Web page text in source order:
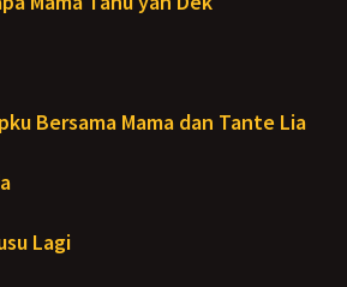
Bersama Mama dan Tante Lia
Lagi